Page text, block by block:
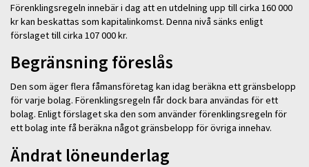
Förenklingsregeln innebär i dag att en utdelning upp till cirka 160 000
kr kan beskattas som kapitalinkomst. Denna nivå sänks enligt
förslaget till cirka 107 000 kr.
Begränsning föreslås
Den som äger flera fåmansföretag kan idag beräkna ett gränsbelopp
för varje bolag. Förenklingsregeln får dock bara användas för ett
bolag. Enligt förslaget ska den som använder förenklingsregeln för
ett bolag inte få beräkna något gränsbelopp för övriga innehav.
Ändrat löneunderlag